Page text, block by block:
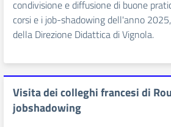
condivisione e diffusione di buone
corsi e i job-shadowing dell'anno
della Direzione Didattica di Vignola.
Visita dei colleghi francesi di
jobshadowing